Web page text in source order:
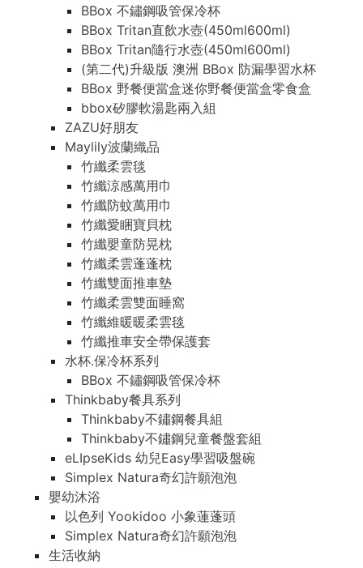
BBox 不鏽鋼吸管保冷杯
BBox Tritan直飲水壺(450ml600ml)
BBox Tritan隨行水壺(450ml600ml)
(第二代)升級版 澳洲 BBox 防漏學習水杯
BBox 野餐便當盒迷你野餐便當盒零食盒
bbox矽膠軟湯匙兩入組
ZAZU好朋友
Maylily波蘭織品
竹纖柔雲毯
竹纖涼感萬用巾
竹纖防蚊萬用巾
竹纖愛睏寶貝枕
竹纖嬰童防晃枕
竹纖柔雲蓬蓬枕
竹纖雙面推車墊
竹纖柔雲雙面睡窩
竹纖維暖暖柔雲毯
竹纖推車安全帶保護套
水杯.保冷杯系列
BBox 不鏽鋼吸管保冷杯
Thinkbaby餐具系列
Thinkbaby不鏽鋼餐具組
Thinkbaby不鏽鋼兒童餐盤套組
eLIpseKids 幼兒Easy學習吸盤碗
Simplex Natura奇幻許願泡泡
嬰幼沐浴
以色列 Yookidoo 小象蓮蓬頭
Simplex Natura奇幻許願泡泡
生活收納